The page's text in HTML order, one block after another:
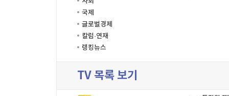
국제
글로벌경제
칼럼·연재
랭킹뉴스
TV 목록 보기